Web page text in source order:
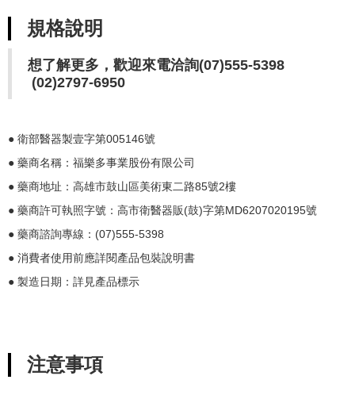
規格說明
想了解更多，歡迎來電洽詢(07)555-5398
(02)2797-6950
● 衛部醫器製壹字第005146號
● 藥商名稱：福樂多事業股份有限公司
● 藥商地址：高雄市鼓山區美術東二路85號2樓
● 藥商許可執照字號：高市衛醫器販(鼓)字第MD6207020195號
​● 藥商諮詢專線：(07)555-5398
● 消費者使用前應詳閱產品包裝說明書
● 製造日期：詳見產品標示
注意事項